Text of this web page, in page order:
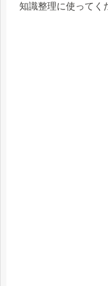
知識整理に使ってく